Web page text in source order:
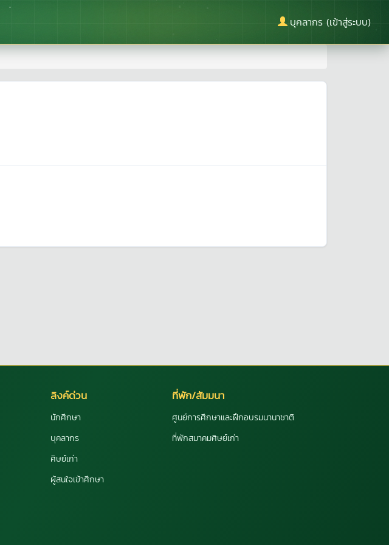
บุคลากร (เข้าสู่ระบบ)
ลิงค์ด่วน
นักศึกษา
บุคลากร
ศิษย์เก่า
ผู้สนใจเข้าศึกษา
ที่พัก/สัมมนา
ศูนย์การศึกษาและฝึกอบรมนานาชาติ
ที่พักสมาคมศิษย์เก่า